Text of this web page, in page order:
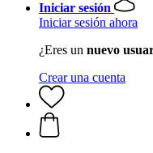
Iniciar sesión
Iniciar sesión ahora
¿Eres un nuevo
Crear una cuenta